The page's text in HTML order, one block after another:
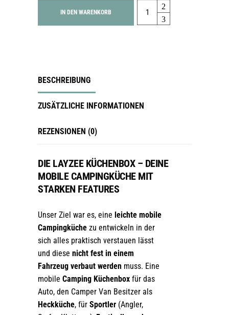
Quantity
IN DEN WARENKORB
BESCHREIBUNG
ZUSÄTZLICHE INFORMATIONEN
REZENSIONEN (0)
DIE LAYZEE KÜCHENBOX – DEINE
MOBILE CAMPINGKÜCHE MIT
STARKEN FEATURES
Unser Ziel war es, eine leichte mobile
Campingküche zu entwickeln in der
sich alles praktisch verstauen lässt
und diese nicht fest in einem
Fahrzeug verbaut werden muss. Eine
mobile Camping Küchenbox für das
Auto, den Camper Van Besitzer als
Heckküche, für Sportler (Angler,